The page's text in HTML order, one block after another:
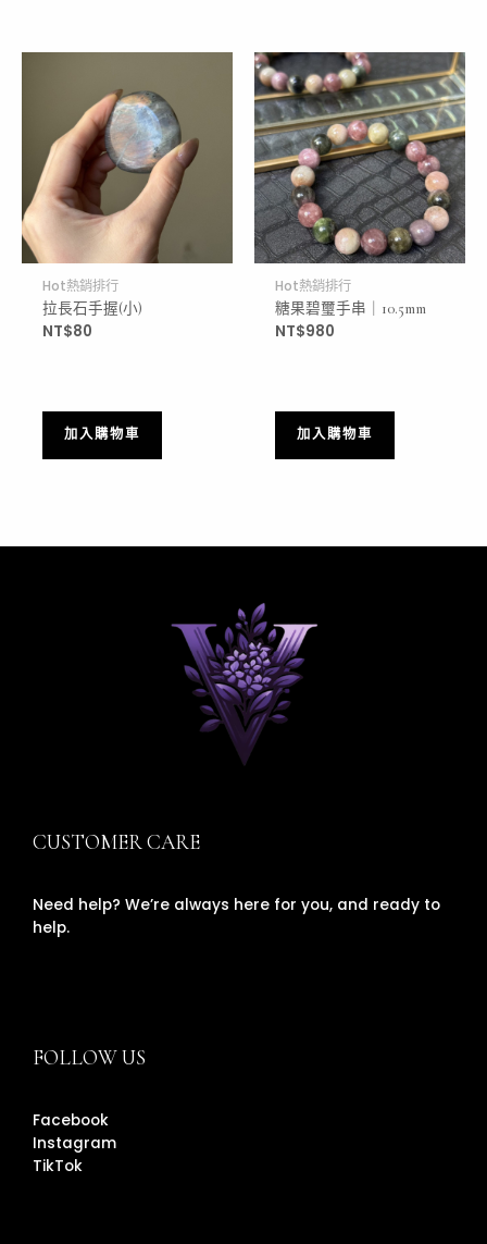
Hot熱銷排行
拉長石手握(小)
NT$80
加入購物車
Hot熱銷排行
糖果碧璽手串｜10.5mm
NT$980
加入購物車
CUSTOMER CARE
Need help? We’re always here for you, and ready to
help.
FOLLOW US
Facebook
Instagram
TikTok